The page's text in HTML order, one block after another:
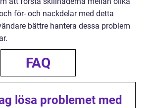
för- och nackdelar med detta
bättre hantera dessa problem
FAQ
lösa problemet med